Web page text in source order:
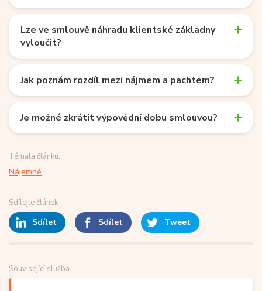
Lze ve smlouvě náhradu klientské základny
vyloučit?
Jak poznám rozdíl mezi nájmem a pachtem?
Je možné zkrátit výpovědní dobu smlouvou?
Témata článku:
Nájemné
Sdílejte článek
Sdílet Sdílet Tweet
Související služba